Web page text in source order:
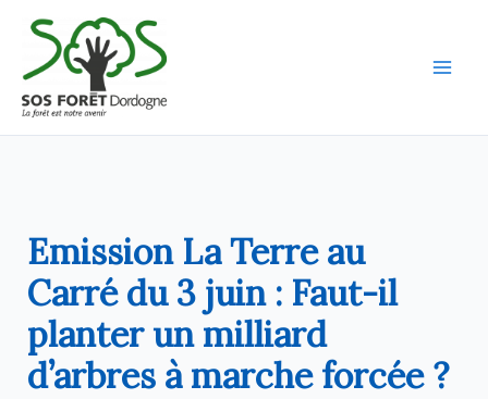
contenu
Emission La Terre au
Carré du 3 juin : Faut-il
planter un milliard
d’arbres à marche forcée ?